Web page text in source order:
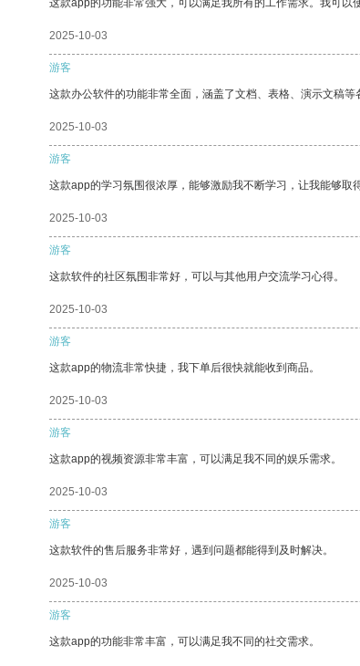
这款app的功能非常强大，可以满足我所有的工作需求。我可以
2025-10-03
游客
这款办公软件的功能非常全面，涵盖了文档、表格、演示文稿
2025-10-03
游客
这款app的学习氛围很浓厚，能够激励我不断学习，让我能够取
2025-10-03
游客
这款软件的社区氛围非常好，可以与其他用户交流学习心得。
2025-10-03
游客
这款app的物流非常快捷，我下单后很快就能收到商品。
2025-10-03
游客
这款app的视频资源非常丰富，可以满足我不同的娱乐需求。
2025-10-03
游客
这款软件的售后服务非常好，遇到问题都能得到及时解决。
2025-10-03
游客
这款app的功能非常丰富，可以满足我不同的社交需求。